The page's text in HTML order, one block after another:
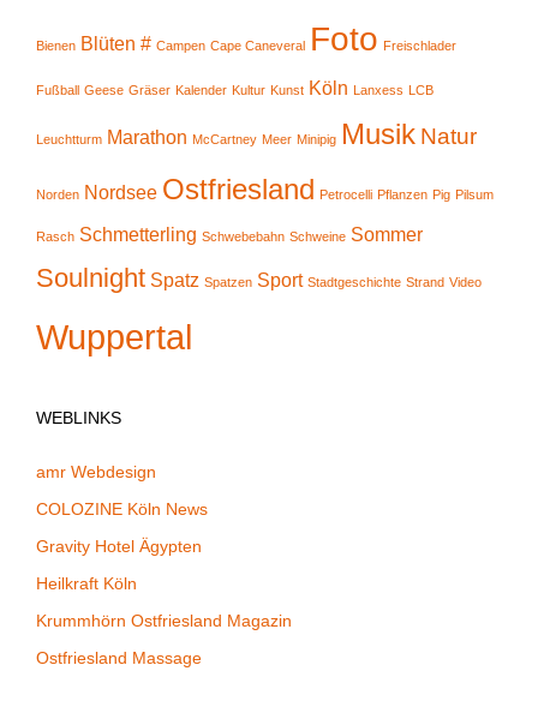
Bienen Blüten # Campen Cape Caneveral Foto Freischlader
Fußball Geese Gräser Kalender Kultur Kunst Köln Lanxess LCB
Leuchtturm Marathon McCartney Meer Minipig Musik Natur
Norden Nordsee Ostfriesland Petrocelli Pflanzen Pig Pilsum
Rasch Schmetterling Schwebebahn Schweine Sommer
Soulnight Spatz Spatzen Sport Stadtgeschichte Strand Video
Wuppertal
WEBLINKS
amr Webdesign
COLOZINE Köln News
Gravity Hotel Ägypten
Heilkraft Köln
Krummhörn Ostfriesland Magazin
Ostfriesland Massage